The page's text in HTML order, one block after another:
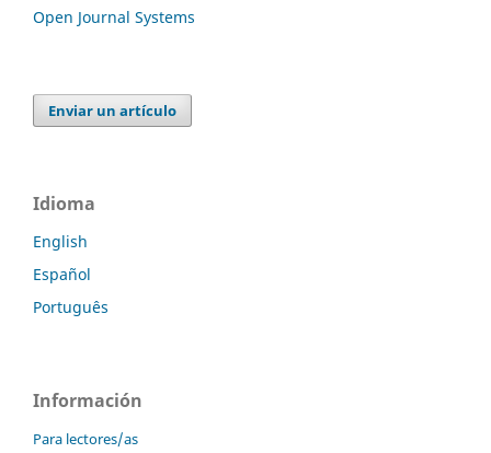
Open Journal Systems
Enviar un artículo
Idioma
English
Español
Português
Información
Para lectores/as